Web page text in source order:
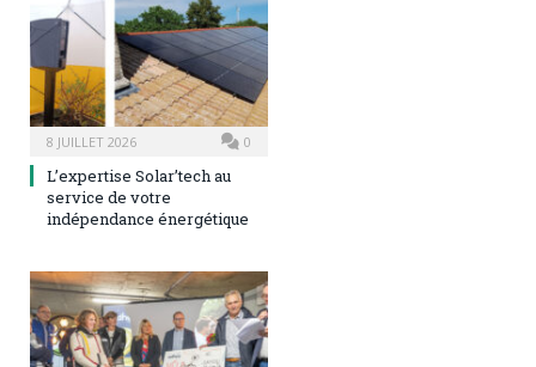
8 JUILLET 2026 0
L’expertise Solar’tech au
service de votre
indépendance énergétique